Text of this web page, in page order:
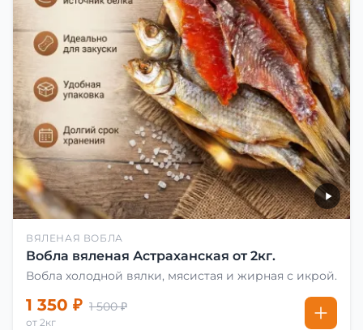
ВЯЛЕНАЯ ВОБЛА
Вобла вяленая Астраханская от 2кг.
Вобла холодной вялки, мясистая и жирная с икрой.
1 350 ₽ 1 500 ₽
от 2кг